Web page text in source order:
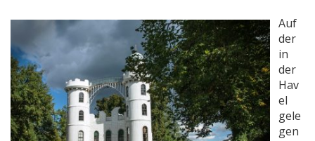
Auf
der
in
der
Hav
el
gele
gen